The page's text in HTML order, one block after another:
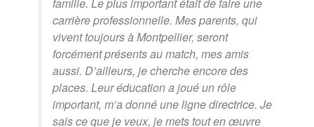
famille. Le plus important était de faire une
carrière professionnelle. Mes parents, qui
vivent toujours à Montpellier, seront
forcément présents au match, mes amis
aussi. D’ailleurs, je cherche encore des
places. Leur éducation a joué un rôle
important, m’a donné une ligne directrice. Je
sais ce que je veux, je mets tout en œuvre